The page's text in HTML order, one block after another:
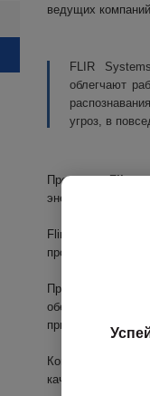
ведущих
FLIR
облегчают
угроз, в
ПродукцияFlir
Flir является
производство
Приборы Flir
обеспечении
приборов, как
Компания имеет
качественную